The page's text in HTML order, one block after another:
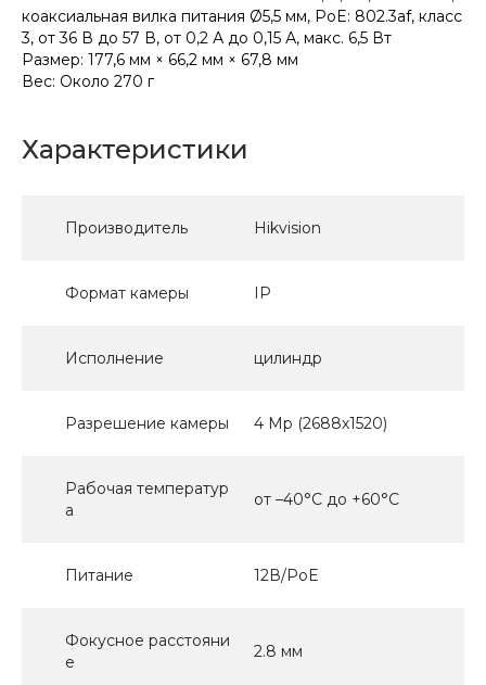
коаксиальная вилка питания Ø5,5 мм, PoE: 802.3af, класс
3, от 36 В до 57 В, от 0,2 А до 0,15 А, макс. 6,5 Вт
Размер: 177,6 мм × 66,2 мм × 67,8 мм
Вес: Около 270 г
Характеристики
Производитель Hikvision
Формат камеры IP
Исполнение цилиндр
Разрешение камеры 4 Мр (2688х1520)
Рабочая температур
а
от –40°C до +60°C
Питание 12В/PoE
Фокусное расстояни
е
2.8 мм